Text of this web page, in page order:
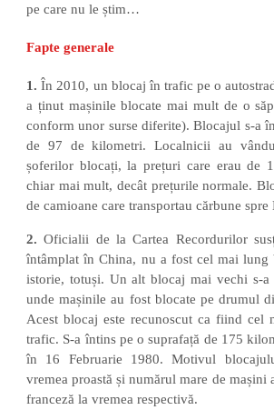
pe care nu le știm…
Fapte generale
1. În 2010, un blocaj în trafic pe o
a ținut mașinile blocate mai mult de o
conform unor surse diferite). Blocajul s-a
de 97 de kilometri. Localnicii au
șoferilor blocați, la prețuri care erau de
chiar mai mult, decât prețurile normale.
de camioane care transportau cărbune
2. Oficialii de la Cartea Recordurilor
întâmplat în China, nu a fost cel mai
istorie, totuși. Un alt blocaj mai vechi s-a
unde mașinile au fost blocate pe drumul
Acest blocaj este recunoscut ca fiind cel
trafic. S-a întins pe o suprafață de 175
în 16 Februarie 1980. Motivul
vremea proastă și numărul mare de mașini
franceză la vremea respectivă.